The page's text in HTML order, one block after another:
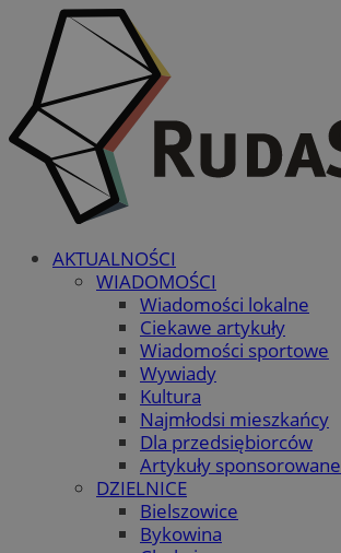
AKTUALNOŚCI
WIADOMOŚCI
Wiadomości lokalne
Ciekawe artykuły
Wiadomości sportowe
Wywiady
Kultura
Najmłodsi mieszkańcy
Dla przedsiębiorców
Artykuły sponsorowane
DZIELNICE
Bielszowice
Bykowina